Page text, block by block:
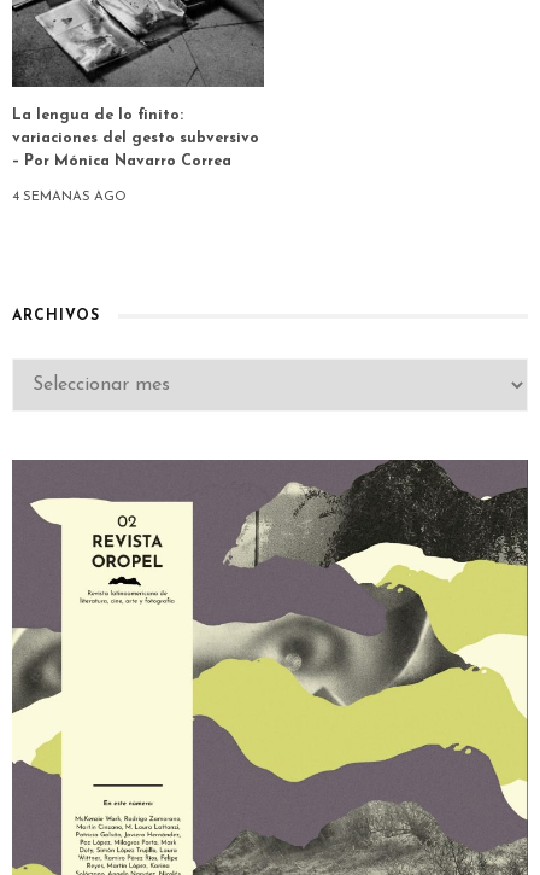
La lengua de lo finito:
variaciones del gesto subversivo
– Por Mónica Navarro Correa
4 SEMANAS AGO
ARCHIVOS